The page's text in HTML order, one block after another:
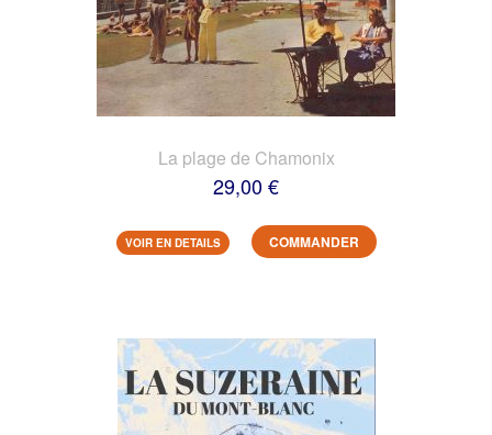
La plage de Chamonix
29,00 €
VOIR EN DETAILS COMMANDER